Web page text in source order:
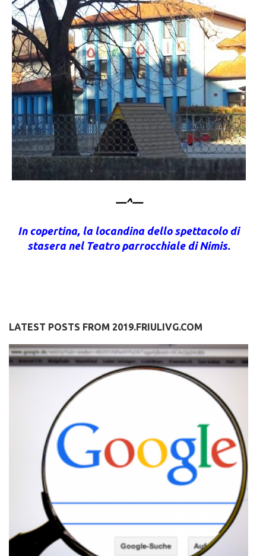
—^—
In copertina, la locandina dello spettacolo di
stasera nel Teatro parrocchiale di Nimis.
LATEST POSTS FROM 2019.FRIULIVG.COM